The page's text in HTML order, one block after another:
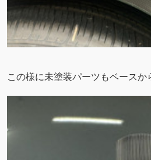
この様に未塗装パーツもベースか